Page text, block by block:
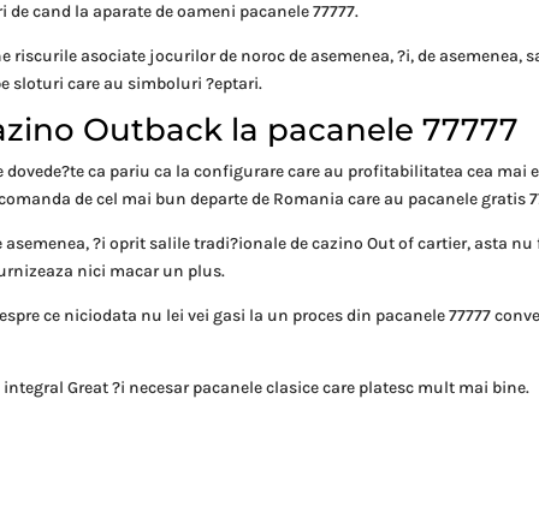
cand la aparate de oameni pacanele 77777.
asociate jocurilor de noroc de asemenea, ?i, de asemenea,
sloturi care au simboluri ?eptari.
Outback la pacanele 77777
ca pariu ca la configurare care au profitabilitatea cea mai
de cel mai bun departe de Romania care au pacanele gratis
?i oprit salile tradi?ionale de cazino Out of cartier, asta nu
nici macar un plus.
ce niciodata nu lei vei gasi la un proces din pacanele 77777
Great ?i necesar pacanele clasice care platesc mult mai bine.